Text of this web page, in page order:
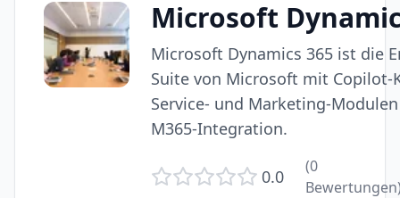
Microsoft
Microsoft Dynamics 365 ist die
Suite von Microsoft mit Copilot-
Service- und Marketing-
M365-Integration.
0.0 (0